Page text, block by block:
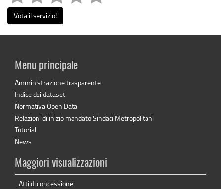
Vota il servizio!
Menu principale
Amministrazione trasparente
Indice dei dataset
Normativa Open Data
Relazioni di inizio mandato Sindaci Metropolitani
Tutorial
News
Maggiori visualizzazioni
Atti di concessione